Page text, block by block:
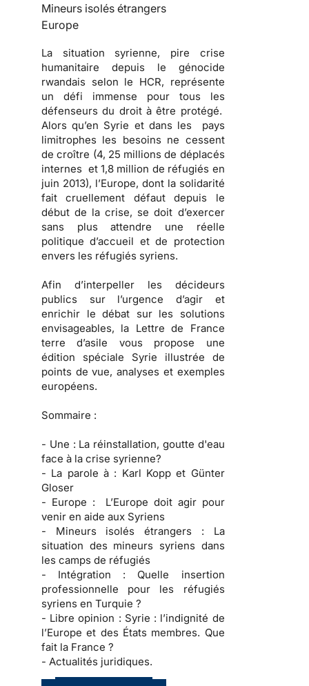
Mineurs isolés étrangers
Europe
La situation syrienne, pire crise
humanitaire depuis le génocide
rwandais selon le HCR, représente
un défi immense pour tous les
défenseurs du droit à être protégé.
Alors qu’en Syrie et dans les pays
limitrophes les besoins ne cessent
de croître (4, 25 millions de déplacés
internes et 1,8 million de réfugiés en
juin 2013), l’Europe, dont la solidarité
fait cruellement défaut depuis le
début de la crise, se doit d’exercer
sans plus attendre une réelle
politique d’accueil et de protection
envers les réfugiés syriens.
Afin d’interpeller les décideurs
publics sur l’urgence d’agir et
enrichir le débat sur les solutions
envisageables, la Lettre de France
terre d’asile vous propose une
édition spéciale Syrie illustrée de
points de vue, analyses et exemples
européens.
Sommaire :
- Une : La réinstallation, goutte d'eau
face à la crise syrienne?
- La parole à : Karl Kopp et Günter
Gloser
- Europe : L’Europe doit agir pour
venir en aide aux Syriens
- Mineurs isolés étrangers : La
situation des mineurs syriens dans
les camps de réfugiés
- Intégration : Quelle insertion
professionnelle pour les réfugiés
syriens en Turquie ?
- Libre opinion : Syrie : l’indignité de
l’Europe et des États membres. Que
fait la France ?
- Actualités juridiques.